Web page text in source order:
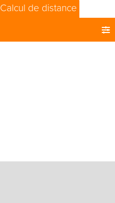
Calcul de distance